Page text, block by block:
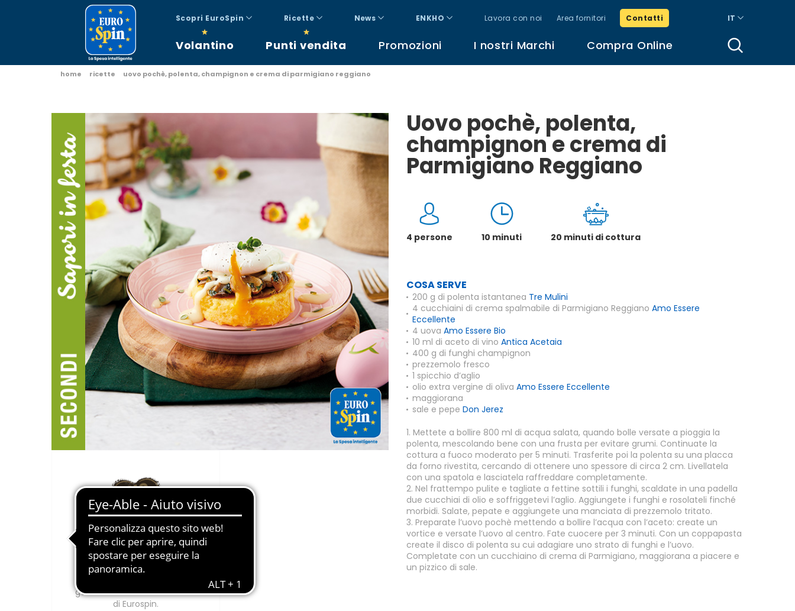
Scopri EuroSpin Ricette News ENKHO Lavora con noi Area fornitori Contatti IT
Volantino Punti vendita Promozioni I nostri Marchi Compra Online
home ricette uovo pochè, polenta, champignon e crema di parmigiano reggiano
Uovo pochè, polenta,
champignon e crema di
Parmigiano Reggiano
4 persone 10 minuti 20 minuti di cottura
COSA SERVE
200 g di polenta istantanea Tre Mulini
4 cucchiaini di crema spalmabile di Parmigiano Reggiano Amo Essere
Eccellente
4 uova Amo Essere Bio
10 ml di aceto di vino Antica Acetaia
400 g di funghi champignon
prezzemolo fresco
1 spicchio d’aglio
olio extra vergine di oliva Amo Essere Eccellente
maggiorana
sale e pepe Don Jerez
1. Mettete a bollire 800 ml di acqua salata, quando bolle versate a pioggia la
polenta, mescolando bene con una frusta per evitare grumi. Continuate la
cottura a fuoco moderato per 5 minuti. Trasferite poi la polenta su una placca
da forno rivestita, cercando di ottenere uno spessore di circa 2 cm. Livellatela
con una spatola e lasciatela raffreddare completamente.
2. Nel frattempo pulite e tagliate a fettine sottili i funghi, scaldate in una padella
due cucchiai di olio e soffriggetevi l’aglio. Aggiungete i funghi e rosolateli finché
morbidi. Salate, pepate e aggiungete una manciata di prezzemolo tritato.
3. Preparate l’uovo pochè mettendo a bollire l’acqua con l’aceto: create un
vortice e versate l’uovo al centro. Fate cuocere per 3 minuti. Con un coppapasta
create il disco di polenta su cui adagiare uno strato di funghi e l’uovo.
Completate con un cucchiaino di crema di Parmigiano, maggiorana a piacere e
un pizzico di sale.
Amo Essere Eccellente
gastronomiche delle marche
di Eurospin.